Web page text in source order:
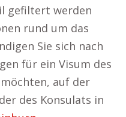
gefiltert werden
rund um das
Sie sich nach
für ein Visum des
möchten, auf der
des Konsulats in